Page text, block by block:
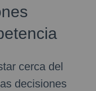
cerca del
decisiones